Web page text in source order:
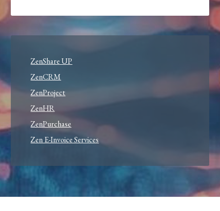
ZenShare UP
ZenCRM
ZenProject
ZenHR
ZenPurchase
Zen E-Invoice Services